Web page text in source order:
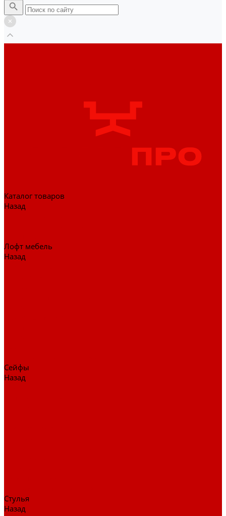
Каталог товаров
Назад
Лофт мебель
Назад
Сейфы
Назад
Стулья
Назад